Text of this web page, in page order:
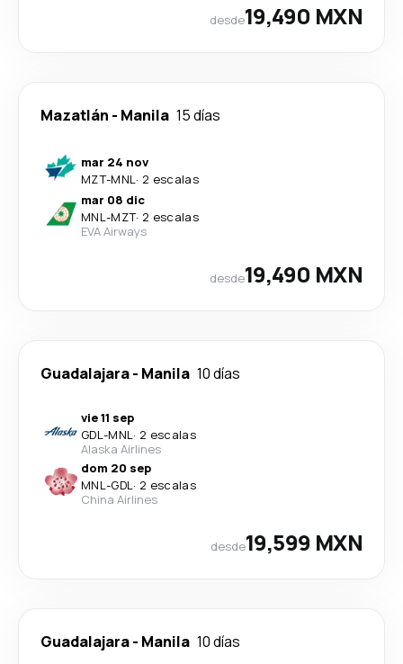
desde19,490 MXN
Mazatlán - Manila 15 días
mar 24 nov
MZT-MNL · 2 escalas
mar 08 dic
MNL-MZT· 2 escalas
EVA Airways
desde19,490 MXN
Guadalajara- Manila 10 días
vie 11 sep
GDL-MNL· 2 escalas
Alaska Airlines
dom 20 sep
MNL-GDL· 2 escalas
China Airlines
desde19,599 MXN
Guadalajara- Manila 10 días